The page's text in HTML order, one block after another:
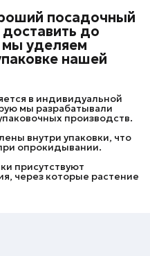
посадочный
до
мы уделяем
нашей
в индивидуальной
мы разрабатывали
производств.
внутри упаковки, что
опрокидывании.
присутствуют
через которые растение